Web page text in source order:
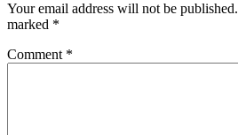
Your email address will not be published.
marked *
Comment *